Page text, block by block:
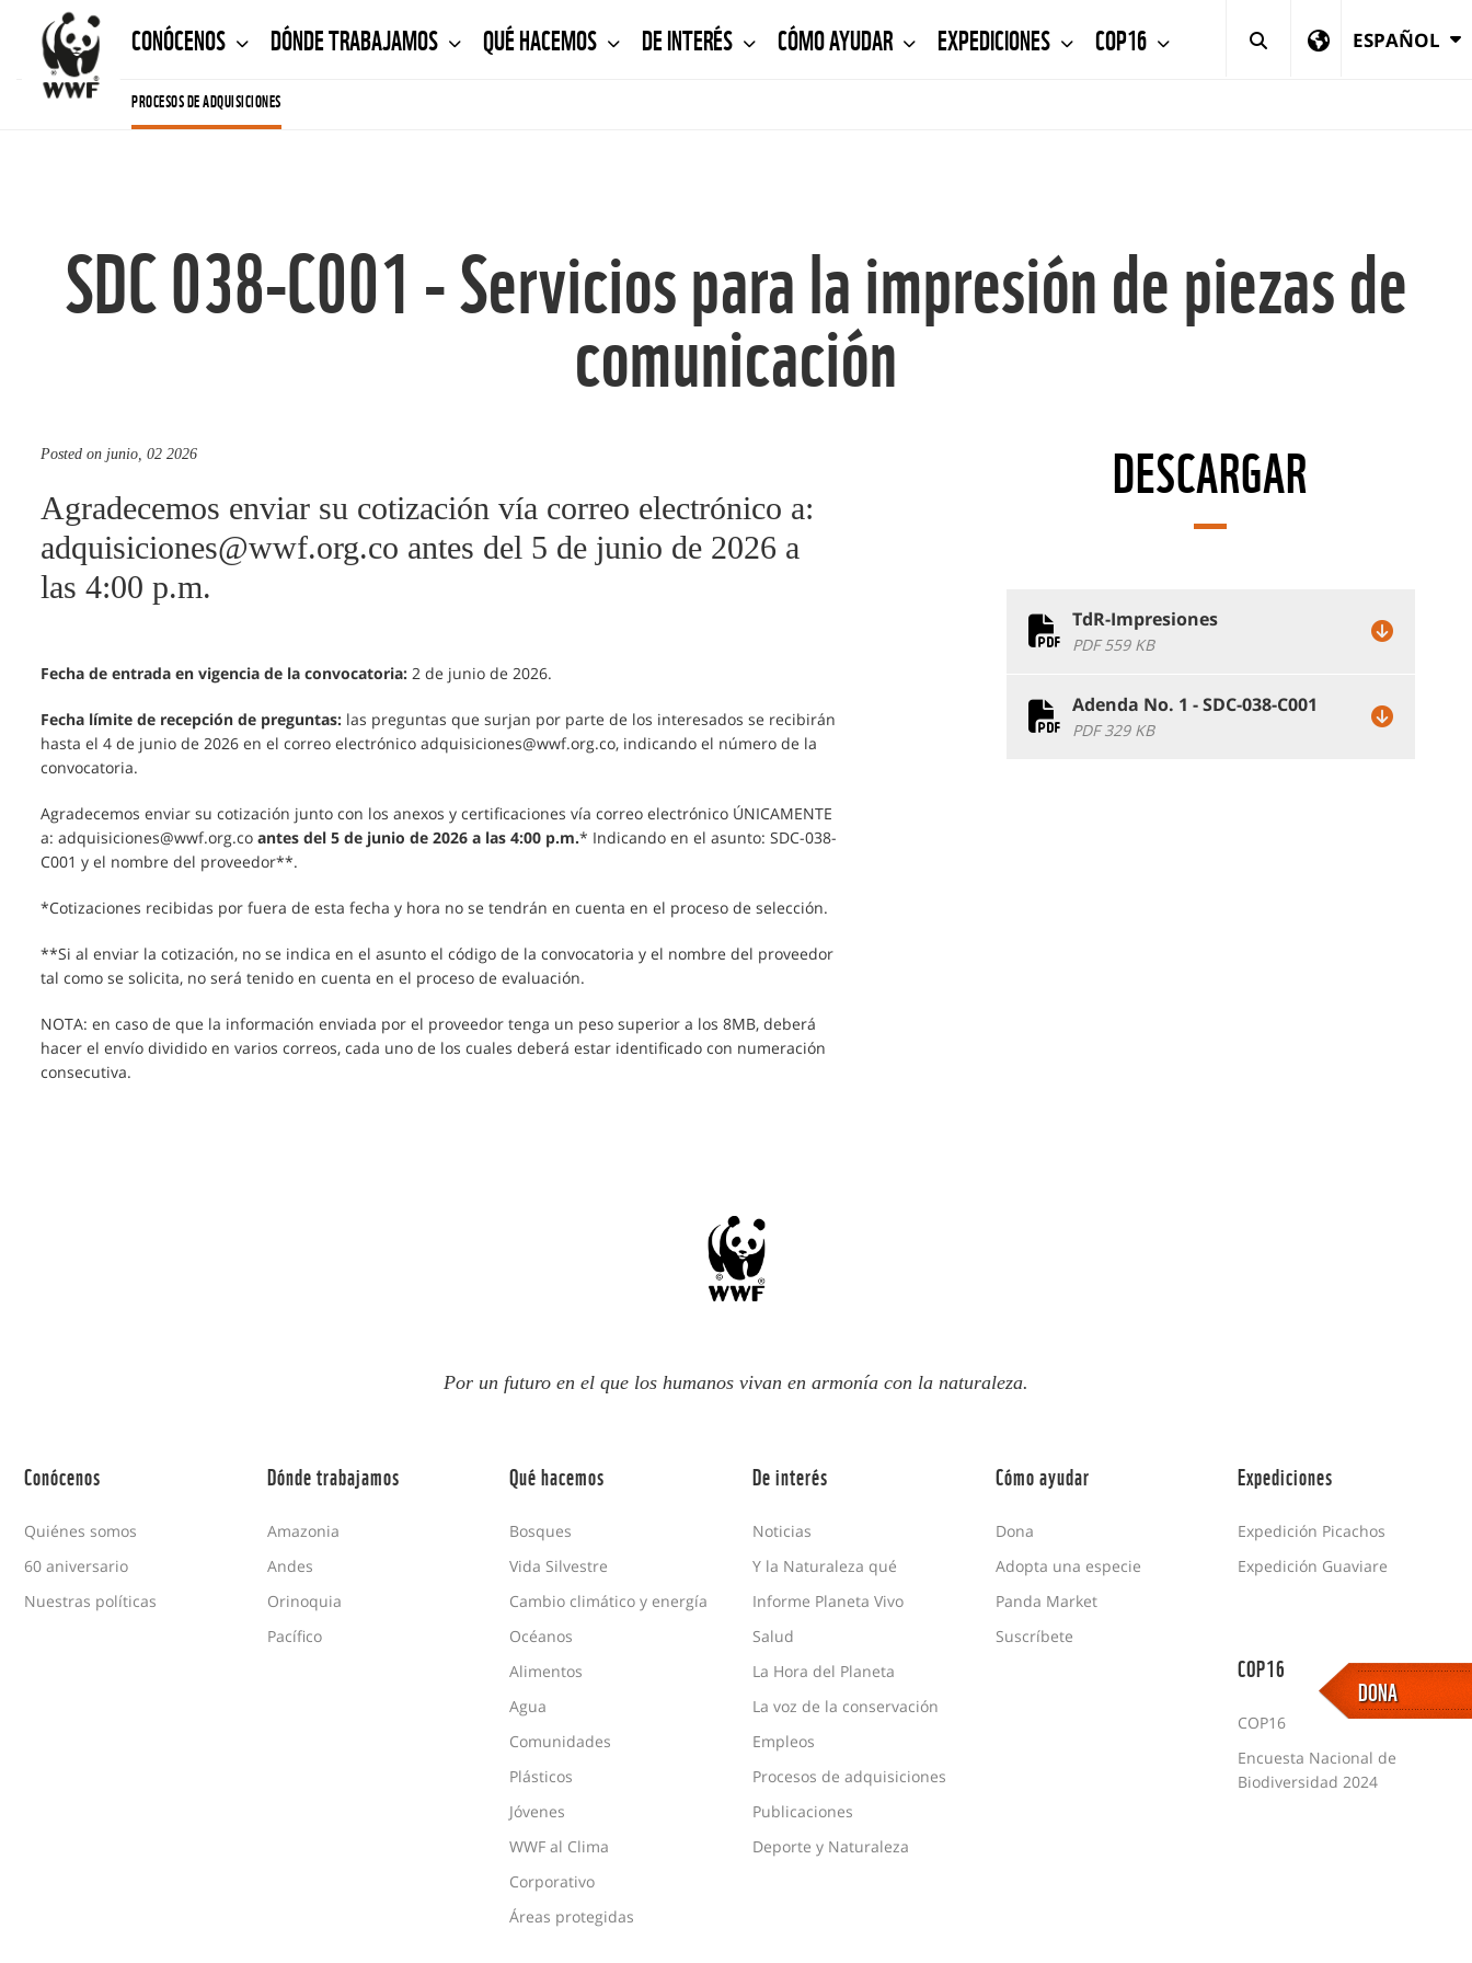
CONÓCENOS DÓNDE TRABAJAMOS QUÉ HACEMOS DE INTERÉS CÓMO AYUDAR EXPEDICIONES COP16 ESPAÑOL
PROCESOS DE ADQUISICIONES
SDC 038-C001 - Servicios para la impresión de piezas de
comunicación
Posted on junio, 02 2026
Agradecemos enviar su cotización vía correo electrónico a:
adquisiciones@wwf.org.co antes del 5 de junio de 2026 a
las 4:00 p.m.
Fecha de entrada en vigencia de la convocatoria: 2 de junio de 2026.
Fecha límite de recepción de preguntas: las preguntas que surjan por parte de los interesados se recibirán
hasta el 4 de junio de 2026 en el correo electrónico adquisiciones@wwf.org.co, indicando el número de la
convocatoria.
Agradecemos enviar su cotización junto con los anexos y certificaciones vía correo electrónico ÚNICAMENTE
a: adquisiciones@wwf.org.co antes del 5 de junio de 2026 a las 4:00 p.m.* Indicando en el asunto: SDC-038-
C001 y el nombre del proveedor**.
*Cotizaciones recibidas por fuera de esta fecha y hora no se tendrán en cuenta en el proceso de selección.
**Si al enviar la cotización, no se indica en el asunto el código de la convocatoria y el nombre del proveedor
tal como se solicita, no será tenido en cuenta en el proceso de evaluación.
NOTA: en caso de que la información enviada por el proveedor tenga un peso superior a los 8MB, deberá
hacer el envío dividido en varios correos, cada uno de los cuales deberá estar identificado con numeración
consecutiva.
DESCARGAR
TdR-Impresiones
PDF 559 KB
Adenda No. 1 - SDC-038-C001
PDF 329 KB
Por un futuro en el que los humanos vivan en armonía con la naturaleza.
Conócenos
Quiénes somos
60 aniversario
Nuestras políticas
Dónde trabajamos
Amazonia
Andes
Orinoquia
Pacífico
Qué hacemos
Bosques
Vida Silvestre
Cambio climático y energía
Océanos
Alimentos
Agua
Comunidades
Plásticos
Jóvenes
WWF al Clima
Corporativo
Áreas protegidas
De interés
Noticias
Y la Naturaleza qué
Informe Planeta Vivo
Salud
La Hora del Planeta
La voz de la conservación
Empleos
Procesos de adquisiciones
Publicaciones
Deporte y Naturaleza
Cómo ayudar
Dona
Adopta una especie
Panda Market
Suscríbete
Expediciones
Expedición Picachos
Expedición Guaviare
COP16
COP16
Encuesta Nacional de
Biodiversidad 2024
DONA